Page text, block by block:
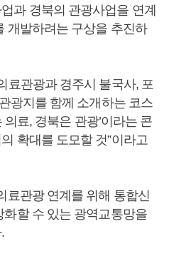
과 경북의 관광사업을 연계
개발하려는 구상을 추진하
료관광과 경주시 불국사, 포
광지를 함께 소개하는 코스
의료, 경북은 관광’이라는 콘
확대를 도모할 것”이라고
료관광 연계를 위해 통합신
할 수 있는 광역교통망을